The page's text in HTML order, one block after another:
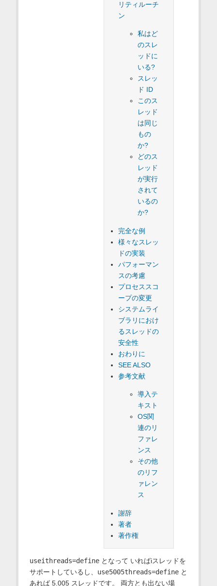
リティルーチ
ン
私はど
のスレ
ッドに
いる?
スレッ
ド ID
このス
レッド
は同じ
もの
か?
どのス
レッド
が実行
されて
いるの
か?
完全な例
様々なスレッ
ドの実装
パフォーマン
スの考慮
プロセススコ
ープの変更
システムライ
ブラリにおけ
るスレッドの
安全性
おわりに
SEE ALSO
参考文献
導入テ
キスト
OS関
連のリ
ファレ
ンス
その他
のリフ
ァレン
ス
謝辞
著者
著作権
useithreads=defineとなって いればiスレッドを
サポートしているし、 use5005threads=defineと
あれば 5.005 スレッドです。 両方とも出ない場